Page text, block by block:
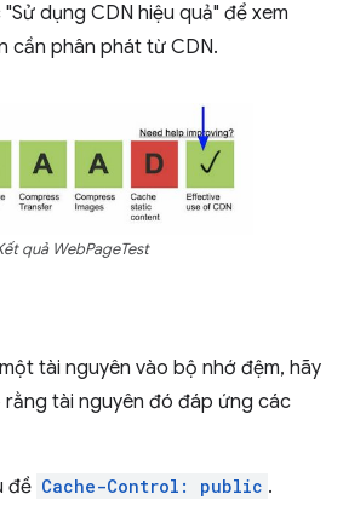
dụng CDN hiệu quả" để xem
cần phân phát từ CDN.
quả WebPageTest
tài nguyên vào bộ nhớ đệm, hãy
rằng tài nguyên đó đáp ứng các
đề Cache-Control: public .